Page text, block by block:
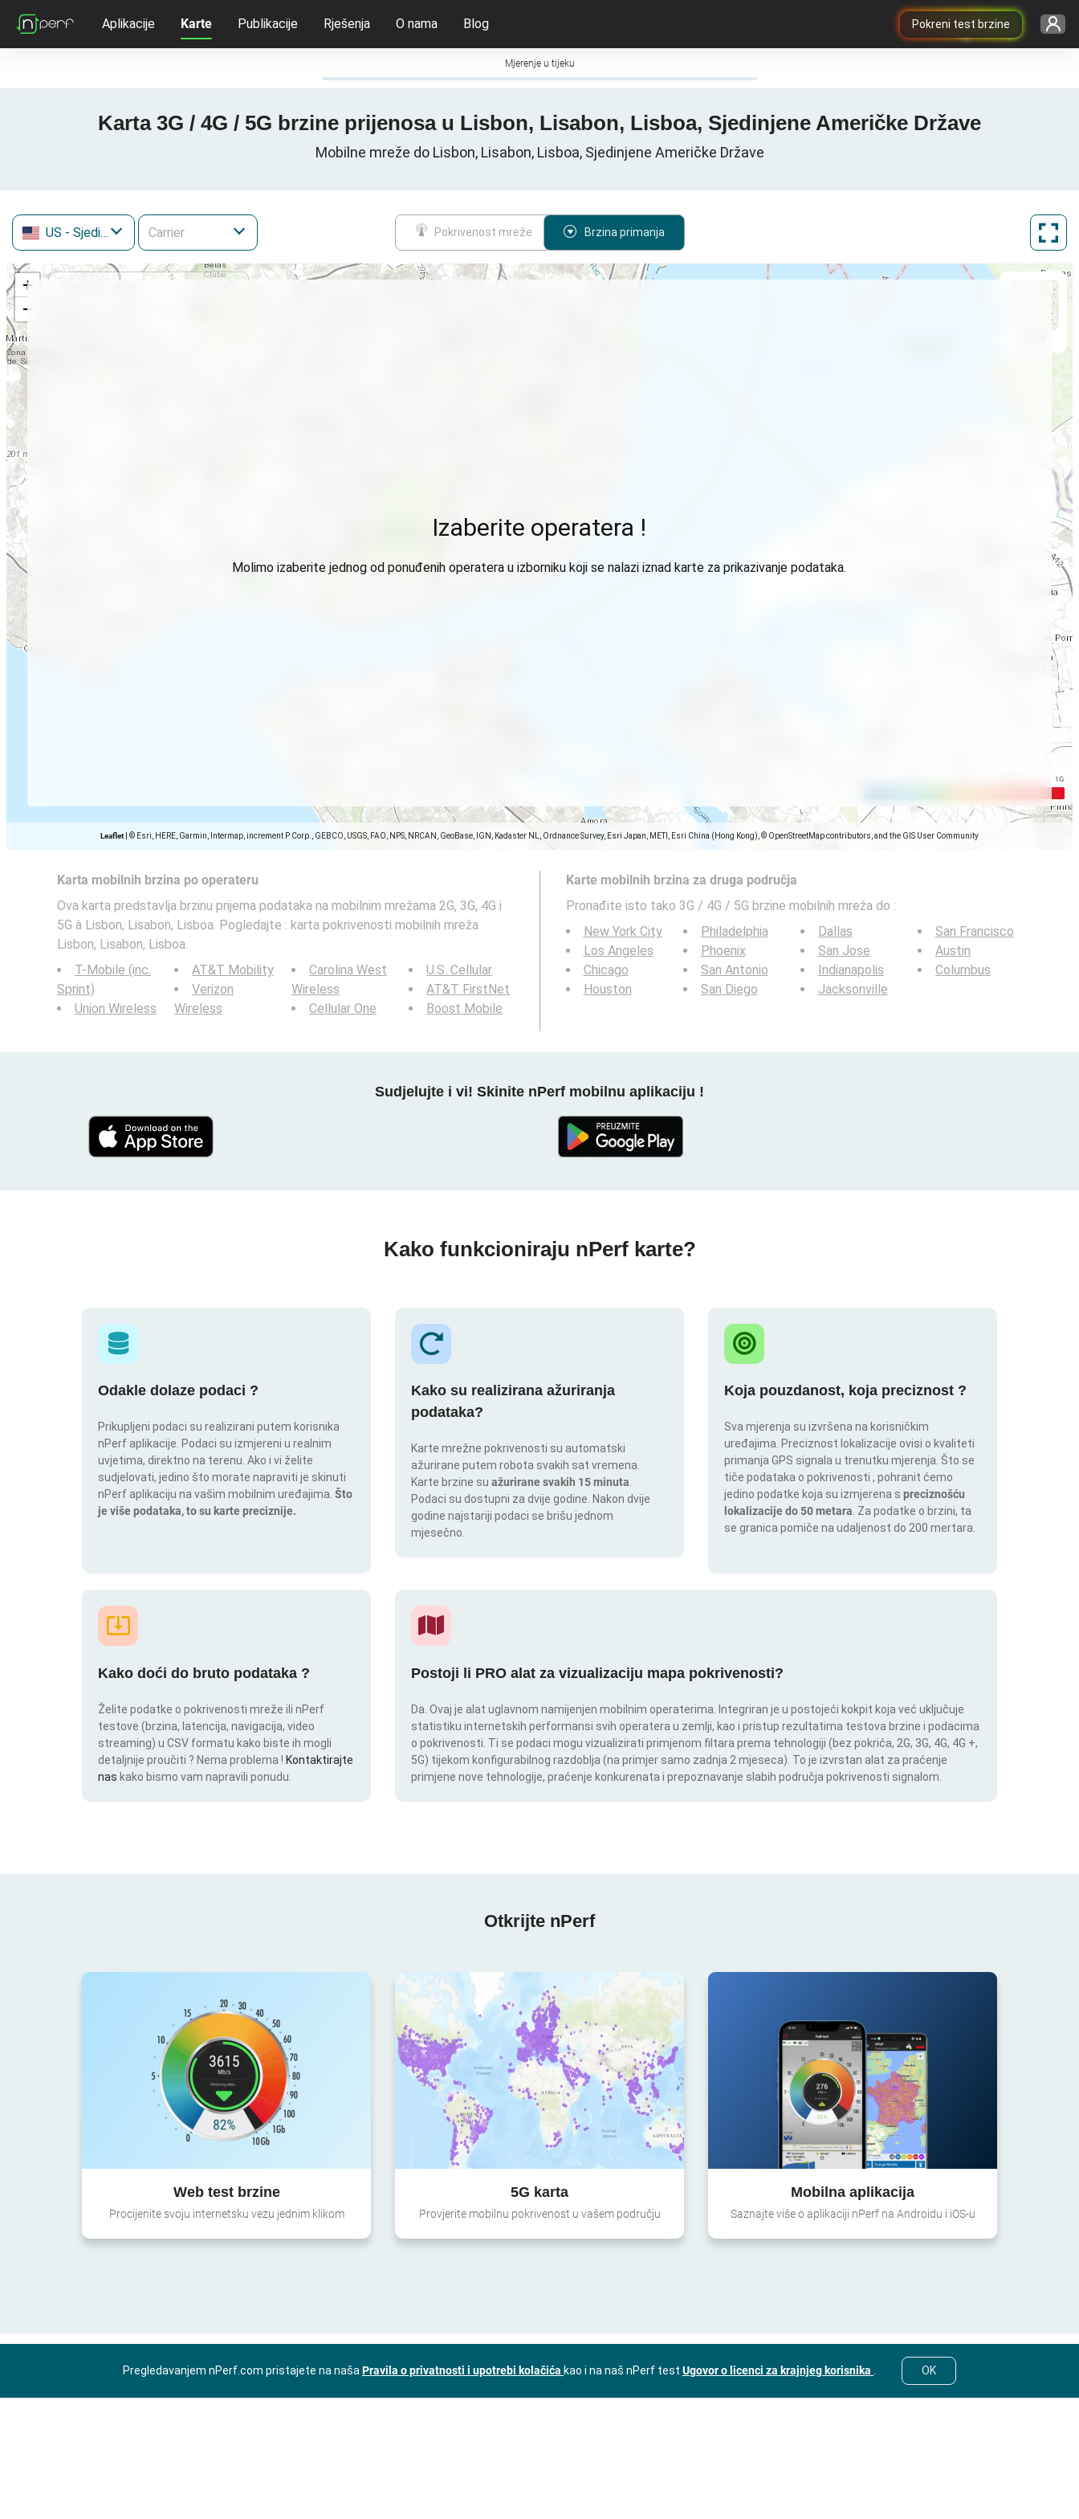
Pokreni test brzine
Aplikacije Karte Publikacije Rješenja O nama Blog
Mjerenje u tijeku
Karta 3G / 4G / 5G brzine prijenosa u Lisbon, Lisabon, Lisboa, Sjedinjene Američke Države
Mobilne mreže do Lisbon, Lisabon, Lisboa, Sjedinjene Američke Države
US - Sjedinjene Američke Države Pokrivenost mreže Brzina primanja
+
−
Leaflet © Esri, HERE, Garmin, Intermap, increment P Corp., GEBCO, USGS, FAO, NPS, NRCAN, GeoBase, IGN, Kadaster NL, Ordnance Survey, Esri Japan, METI, Esri China (Hong Kong), © OpenStreetMap contributors, and the GIS User Community
Izaberite operatera !
Molimo izaberite jednog od ponuđenih operatera u izborniku koji se nalazi iznad karte za prikazivanje podataka.
Karta mobilnih brzina po operateru
Ova karta predstavlja brzinu prijema podataka na mobilnim mrežama 2G, 3G, 4G i
5G à Lisbon, Lisabon, Lisboa. Pogledajte : karta pokrivenosti mobilnih mreža
Lisbon, Lisabon, Lisboa.
T-Mobile (inc.
Sprint)
Union Wireless
AT&T Mobility
Verizon
Wireless
Carolina West
Wireless
Cellular One
U.S. Cellular
AT&T FirstNet
Boost Mobile
Karte mobilnih brzina za druga područja
Pronađite isto tako 3G / 4G / 5G brzine mobilnih mreža do :
New York City
Los Angeles
Chicago
Houston
Philadelphia
Phoenix
San Antonio
San Diego
Dallas
San Jose
Indianapolis
Jacksonville
San Francisco
Austin
Columbus
Sudjelujte i vi! Skinite nPerf mobilnu aplikaciju !
Kako funkcioniraju nPerf karte?
Odakle dolaze podaci ?
Prikupljeni podaci su realizirani putem korisnika
nPerf aplikacije. Podaci su izmjereni u realnim
uvjetima, direktno na terenu. Ako i vi želite
sudjelovati, jedino što morate napraviti je skinuti
nPerf aplikaciju na vašim mobilnim uređajima. Što
je više podataka, to su karte preciznije.
Kako su realizirana ažuriranja
podataka?
Karte mrežne pokrivenosti su automatski
ažurirane putem robota svakih sat vremena.
Karte brzine su ažurirane svakih 15 minuta
Podaci su dostupni za dvije godine. Nakon dvije
godine najstariji podaci se brišu jednom
mjesečno.
Koja pouzdanost, koja preciznost ?
Sva mjerenja su izvršena na korisničkim
uređajima. Preciznost lokalizacije ovisi o kvaliteti
primanja GPS signala u trenutku mjerenja. Što se
tiče podataka o pokrivenosti , pohranit ćemo
jedino podatke koja su izmjerena s preciznošću
lokalizacije do 50 metara . Za podatke o brzini, ta
se granica pomiče na udaljenost do 200 mertara.
Kako doći do bruto podataka ?
Želite podatke o pokrivenosti mreže ili nPerf
testove (brzina, latencija, navigacija, video
streaming) u CSV formatu kako biste ih mogli
detaljnije proučiti ? Nema problema ! Kontaktirajte
nas kako bismo vam napravili ponudu.
Postoji li PRO alat za vizualizaciju mapa pokrivenosti?
Da. Ovaj je alat uglavnom namijenjen mobilnim operaterima. Integriran je u postojeći kokpit koja već uključuje
statistiku internetskih performansi svih operatera u zemlji, kao i pristup rezultatima testova brzine i podacima
o pokrivenosti. Ti se podaci mogu vizualizirati primjenom filtara prema tehnologiji (bez pokrića, 2G, 3G, 4G, 4G +,
5G) tijekom konfigurabilnog razdoblja (na primjer samo zadnja 2 mjeseca). To je izvrstan alat za praćenje
primjene nove tehnologije, praćenje konkurenata i prepoznavanje slabih područja pokrivenosti signalom.
Otkrijte nPerf
Web test brzine
Procijenite svoju internetsku vezu jednim klikom
5G karta
Provjerite mobilnu pokrivenost u vašem području
Mobilna aplikacija
Saznajte više o aplikaciji nPerf na Androidu i iOS-u
Pregledavanjem nPerf.com pristajete na naša Pravila o privatnosti i upotrebi kolačića kao i na naš nPerf test Ugovor o licenci za krajnjeg korisnika OK